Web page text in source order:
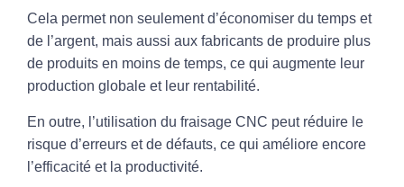
Cela permet non seulement d’économiser du temps et
de l’argent, mais aussi aux fabricants de produire plus
de produits en moins de temps, ce qui augmente leur
production globale et leur rentabilité.
En outre, l’utilisation du fraisage CNC peut réduire le
risque d’erreurs et de défauts, ce qui améliore encore
l’efficacité et la productivité.